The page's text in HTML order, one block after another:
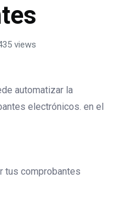
views
automatizar la
electrónicos. en el
tus comprobantes